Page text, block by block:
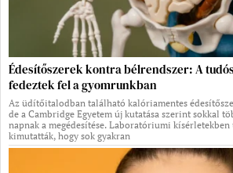
Édesítőszerek kontra bélrendszer: A
fedeztek fel a gyomrunkban
Az üdítőitalodban található kalóriamentes
de a Cambridge Egyetem új kutatása szerint sokkal
napnak a megédesítése. Laboratóriumi kísérletekben
kimutatták, hogy sok gyakran